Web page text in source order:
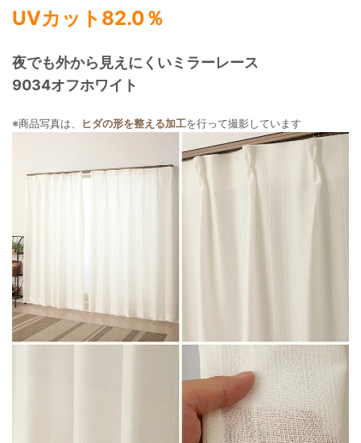
UVカット82.0％
夜でも外から見えにくいミラーレース
9034オフホワイト
※商品写真は、 ヒダの形を整える加工を行って撮影しています